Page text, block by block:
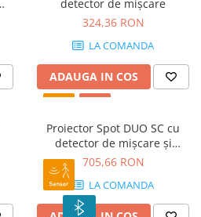
detector de mișcare
324,36 RON
LA COMANDA
ADAUGA IN COS
Proiector Spot DUO SC cu
detector de mișcare și
Bluetooth
705,66 RON
LA COMANDA